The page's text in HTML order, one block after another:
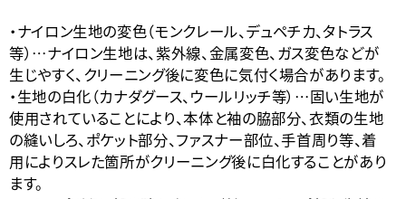
・ナイロン生地の変色（モンクレール、デュペチカ、タトラス
等）…ナイロン生地は、紫外線、金属変色、ガス変色などが
生じやすく、クリーニング後に変色に気付く場合があります。
・生地の白化（カナダグース、ウールリッチ等）…固い生地が
使用されていることにより、本体と袖の脇部分、衣類の生地
の縫いしろ、ポケット部分、ファスナー部位、手首周り等、着
用によりスレた箇所がクリーニング後に白化することがあり
ます。